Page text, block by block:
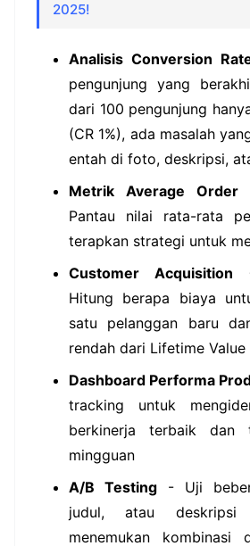
2025!
Analisis Conversion
pengunjung yang
dari 100 pengunjung
(CR 1%), ada masalah
entah di foto, deskripsi,
Metrik Average Order
Pantau nilai rata-rata
terapkan strategi untuk
Customer Acquisition
Hitung berapa biaya
satu pelanggan baru
rendah dari Lifetime
Dashboard Performa
tracking untuk
berkinerja terbaik dan
mingguan
A/B Testing - Uji
judul, atau deskripsi
menemukan kombinasi